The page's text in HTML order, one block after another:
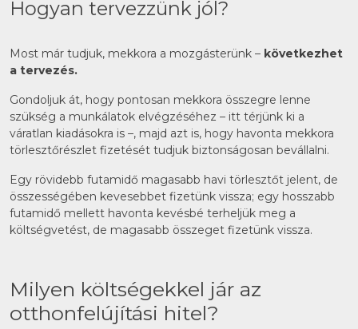
Hogyan tervezzünk jól?
Most már tudjuk, mekkora a mozgásterünk – következhet
a tervezés.
Gondoljuk át, hogy pontosan mekkora összegre lenne
szükség a munkálatok elvégzéséhez – itt térjünk ki a
váratlan kiadásokra is –, majd azt is, hogy havonta mekkora
törlesztőrészlet fizetését tudjuk biztonságosan bevállalni.
Egy rövidebb futamidő magasabb havi törlesztőt jelent, de
összességében kevesebbet fizetünk vissza; egy hosszabb
futamidő mellett havonta kevésbé terheljük meg a
költségvetést, de magasabb összeget fizetünk vissza.
Milyen költségekkel jár az
otthonfelújítási hitel?